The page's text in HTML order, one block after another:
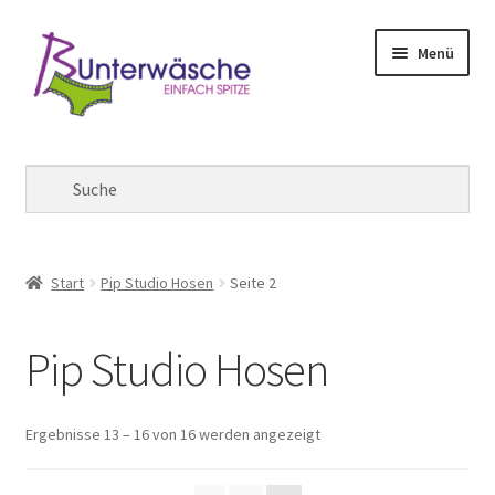
Zur
Navigation
springen
Zum
Inhalt
springen
Menü
Start Pip Studio Hosen Seite 2
Pip Studio Hosen
Ergebnisse 13 – 16 von 16 werden angezeigt